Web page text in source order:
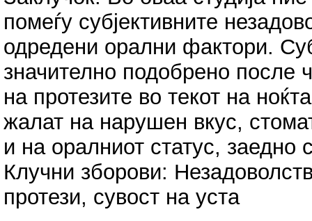
помеѓу субјективните
одредени орални фактори.
значително подобрено после
на протезите во текот на
жалат на нарушен вкус,
и на оралниот статус, заедно
Клучни зборови:
протези, сувост на уста